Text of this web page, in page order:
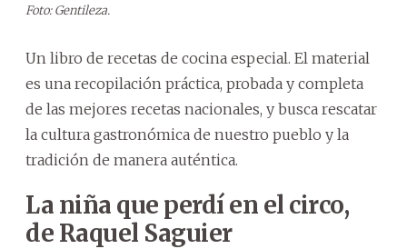
Foto: Gentileza.
Un libro de recetas de cocina especial. El material
es una recopilación práctica, probada y completa
de las mejores recetas nacionales, y busca rescatar
la cultura gastronómica de nuestro pueblo y la
tradición de manera auténtica.
La niña que perdí en el circo,
de Raquel Saguier